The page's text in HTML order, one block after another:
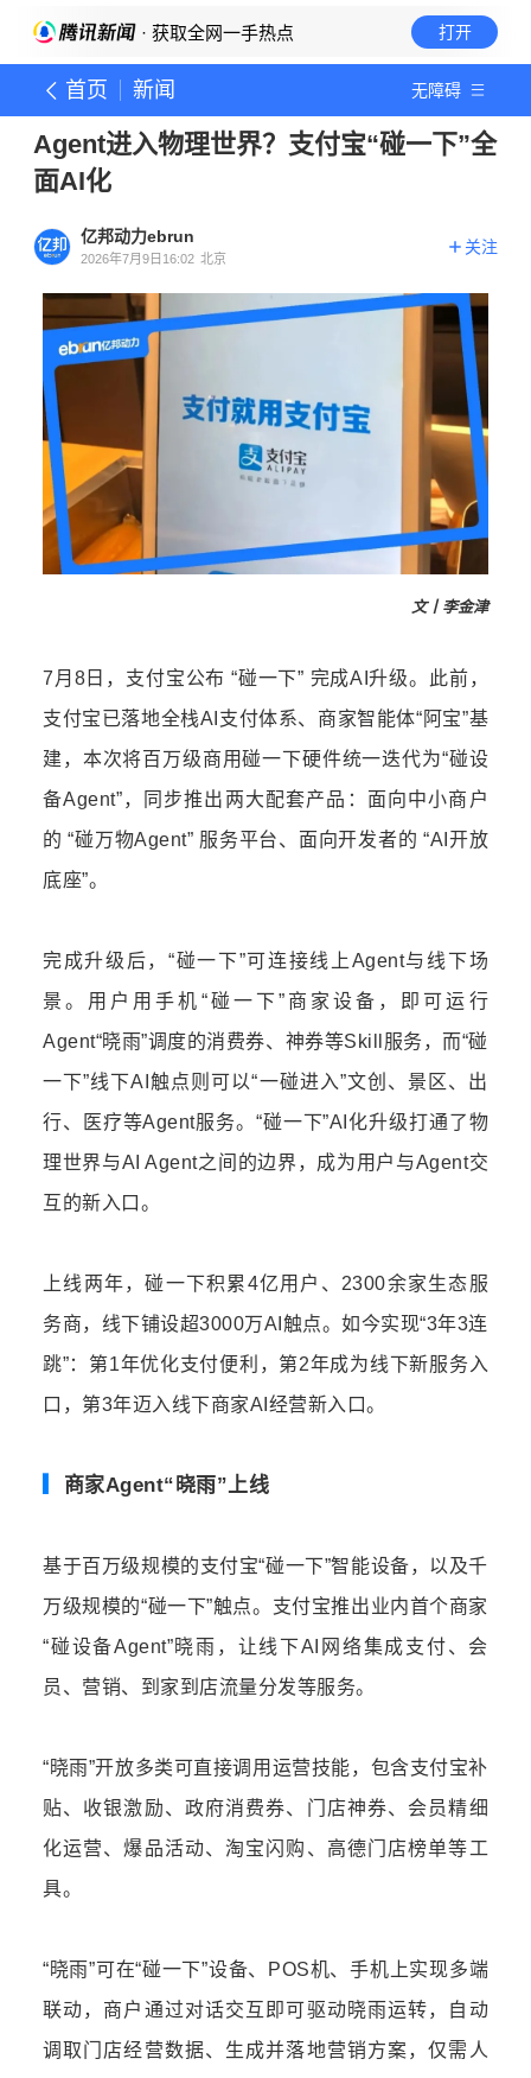
· 获取全网一手热点 打开
首页 新闻 无障碍
Agent进入物理世界？支付宝“碰一下”全
面AI化
亿邦动力ebrun
2026年7月9日16:02 北京
关注
文丨李金津
7月8日，支付宝公布 “碰一下” 完成AI升级。此前，
支付宝已落地全栈AI支付体系、商家智能体“阿宝”基
建，本次将百万级商用碰一下硬件统一迭代为“碰设
备Agent”，同步推出两大配套产品：面向中小商户
的 “碰万物Agent” 服务平台、面向开发者的 “AI开放
底座”。
完成升级后，“碰一下”可连接线上Agent与线下场
景。用户用手机“碰一下”商家设备，即可运行
Agent“晓雨”调度的消费券、神券等Skill服务，而“碰
一下”线下AI触点则可以“一碰进入”文创、景区、出
行、医疗等Agent服务。“碰一下”AI化升级打通了物
理世界与AI Agent之间的边界，成为用户与Agent交
互的新入口。
上线两年，碰一下积累4亿用户、2300余家生态服
务商，线下铺设超3000万AI触点。如今实现“3年3连
跳”：第1年优化支付便利，第2年成为线下新服务入
口，第3年迈入线下商家AI经营新入口。
商家Agent“晓雨”上线
基于百万级规模的支付宝“碰一下”智能设备，以及千
万级规模的“碰一下”触点。支付宝推出业内首个商家
“碰设备Agent”晓雨，让线下AI网络集成支付、会
员、营销、到家到店流量分发等服务。
“晓雨”开放多类可直接调用运营技能，包含支付宝补
贴、收银激励、政府消费券、门店神券、会员精细
化运营、爆品活动、淘宝闪购、高德门店榜单等工
具。
“晓雨”可在“碰一下”设备、POS机、手机上实现多端
联动，商户通过对话交互即可驱动晓雨运转，自动
调取门店经营数据、生成并落地营销方案，仅需人